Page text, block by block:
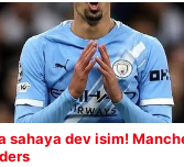
sahaya dev isim!